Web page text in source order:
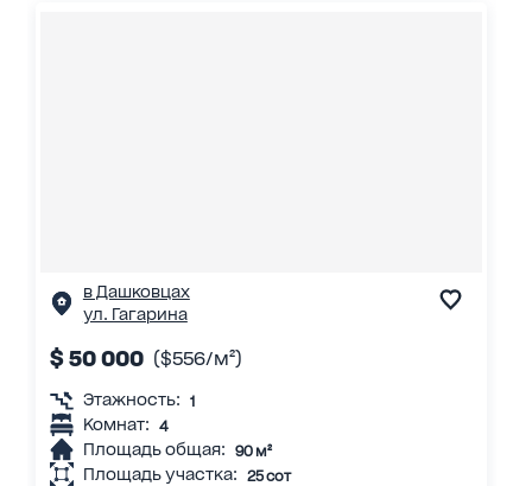
в Дашковцах
ул. Гагарина
$ 50 000 ($556/м²)
Этажность: 1
Комнат: 4
Площадь общая: 90 м²
Площадь участка: 25 сот